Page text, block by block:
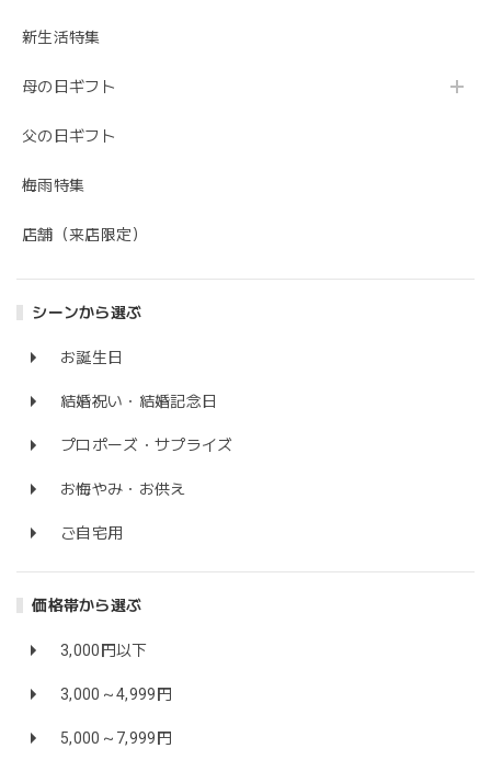
新生活特集
母の日ギフト
父の日ギフト
梅雨特集
店舗（来店限定）
シーンから選ぶ
お誕生日
結婚祝い・結婚記念日
プロポーズ・サプライズ
お悔やみ・お供え
ご自宅用
価格帯から選ぶ
3,000円以下
3,000～4,999円
5,000～7,999円